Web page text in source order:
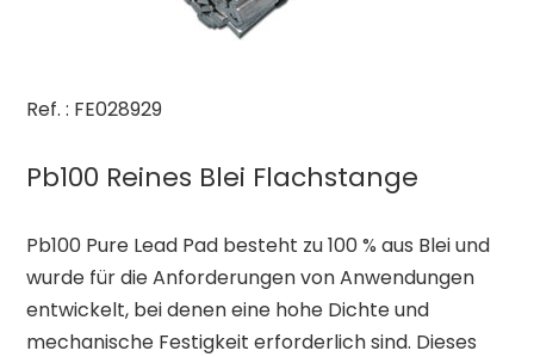
Ref. : FE028929
Pb100 Reines Blei Flachstange
Pb100 Pure Lead Pad besteht zu 100 % aus Blei und
wurde für die Anforderungen von Anwendungen
entwickelt, bei denen eine hohe Dichte und
mechanische Festigkeit erforderlich sind. Dieses